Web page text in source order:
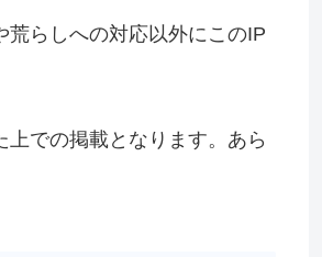
荒らしへの対応以外にこのIP
での掲載となります。あら